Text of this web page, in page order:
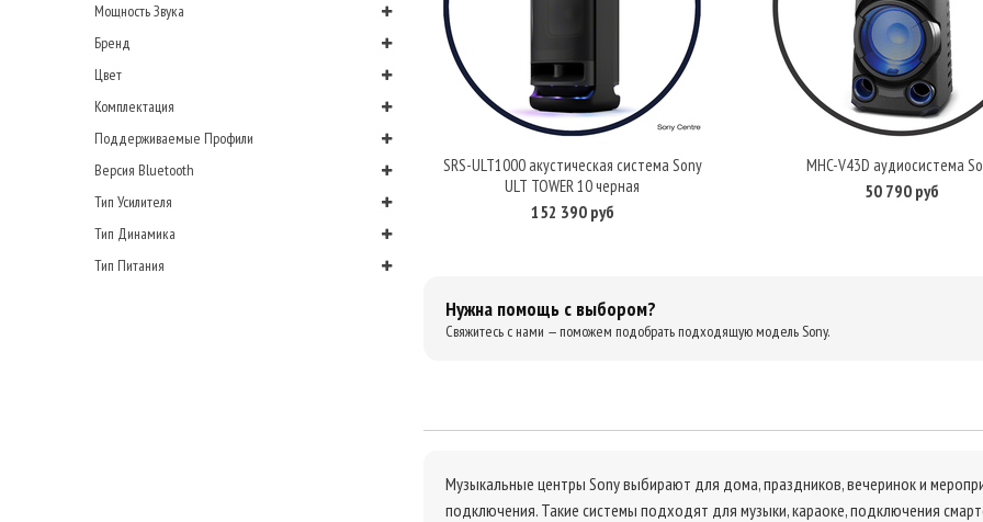
Мощность Звука
Бренд
Цвет
Комплектация
Поддерживаемые Профили
Версия Bluetooth
Тип Усилителя
Тип Динамика
Тип Питания
В корзину
SRS-ULT1000 акустическая система Sony
ULT TOWER 10 черная
152 390 руб
В корзину
MHC-V43D аудиосистема
50 790 руб
Нужна помощь с выбором?
Свяжитесь с нами — поможем подобрать подходящую модель Sony.
Музыкальные центры Sony выбирают для дома, праздников, вечеринок и
подключения. Такие системы подходят для музыки, караоке, подключения